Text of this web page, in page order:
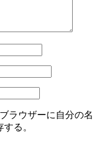
ラウザーに自分の名
る。